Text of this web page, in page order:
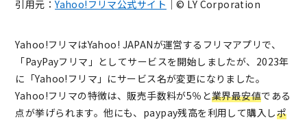
引用元：Yahoo!フリマ公式サイト ｜© LY Corporation
Yahoo!フリマはYahoo! JAPANが運営するフリマアプリで、
「PayPayフリマ」としてサービスを開始しましたが、2023年
に「Yahoo!フリマ」にサービス名が変更になりました。
Yahoo!フリマの特徴は、販売手数料が5％と業界最安値である
点が挙げられます。他にも、paypay残高を利用して購入しポ